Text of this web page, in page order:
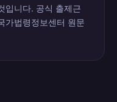
입니다. 공식 출제근
가법령정보센터 원문